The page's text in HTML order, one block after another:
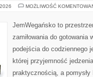
MOŻLIWOŚĆ
JemWegańsko to
zamiłowania do gotowania
podejścia do codziennego
której przyjemność
praktycznością, a